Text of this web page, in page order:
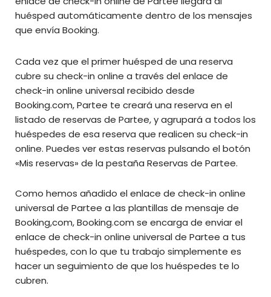
huésped automáticamente dentro de los mensajes
que envía Booking.
Cada vez que el primer huésped de una reserva
cubre su check-in online a través del enlace de
check-in online universal recibido desde
Booking.com, Partee te creará una reserva en el
listado de reservas de Partee, y agrupará a todos los
huéspedes de esa reserva que realicen su check-in
online. Puedes ver estas reservas pulsando el botón
«Mis reservas» de la pestaña Reservas de Partee.
Como hemos añadido el enlace de check-in online
universal de Partee a las plantillas de mensaje de
Booking,com, Booking.com se encarga de enviar el
enlace de check-in online universal de Partee a tus
huéspedes, con lo que tu trabajo simplemente es
hacer un seguimiento de que los huéspedes te lo
cubren.